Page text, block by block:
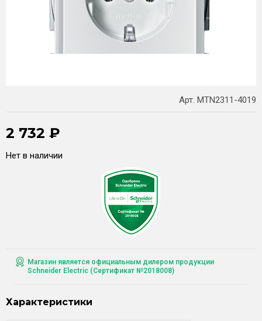
Арт. MTN2311-4019
2 732 ₽
Нет в наличии
Магазин является официальным дилером продукции
Schneider Electric (Сертификат №2018008)
Характеристики